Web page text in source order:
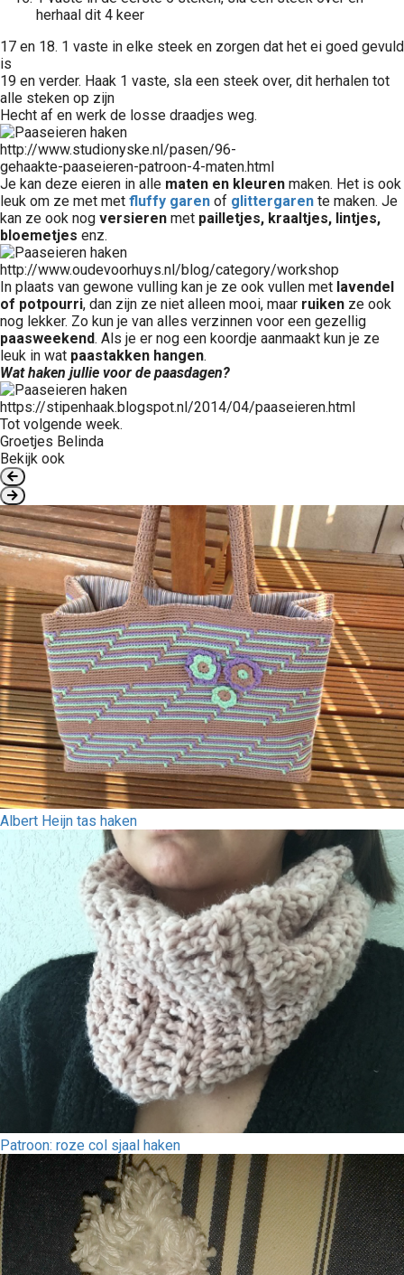
herhaal dit 4 keer
17 en 18. 1 vaste in elke steek en zorgen dat het ei goed gevuld
is
19 en verder. Haak 1 vaste, sla een steek over, dit herhalen tot
alle steken op zijn
Hecht af en werk de losse draadjes weg.
http://www.studionyske.nl/pasen/96-
gehaakte-paaseieren-patroon-4-maten.html
Je kan deze eieren in alle maten en kleuren maken. Het is ook
leuk om ze met met fluffy garen of glittergaren te maken. Je
kan ze ook nog versieren met pailletjes, kraaltjes, lintjes,
bloemetjes enz.
http://www.oudevoorhuys.nl/blog/category/workshop
In plaats van gewone vulling kan je ze ook vullen met lavendel
of potpourri, dan zijn ze niet alleen mooi, maar ruiken ze ook
nog lekker. Zo kun je van alles verzinnen voor een gezellig
paasweekend. Als je er nog een koordje aanmaakt kun je ze
leuk in wat paastakken hangen.
Wat haken jullie voor de paasdagen?
https://stipenhaak.blogspot.nl/2014/04/paaseieren.html
Tot volgende week.
Groetjes Belinda
Bekijk ook
Albert Heijn tas haken
Patroon: roze col sjaal haken